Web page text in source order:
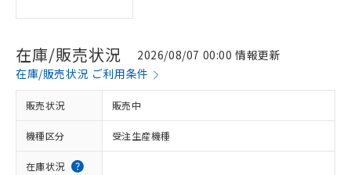
在庫/販売状況
2026/08/07 00:00 情報更新
在庫/販売状況 ご利用条件
販売状況 販売中
機種区分 受注生産機種
在庫状況